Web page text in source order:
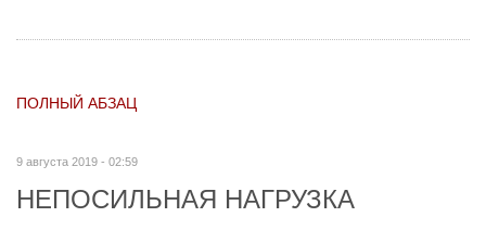
ПОЛНЫЙ АБЗАЦ
9 августа 2019 - 02:59
НЕПОСИЛЬНАЯ НАГРУЗКА